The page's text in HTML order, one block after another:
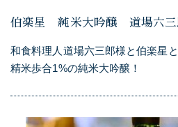
伯楽星 純米大吟醸 道場六
和食料理人道場六三郎様と伯楽星
精米歩合1%の純米大吟醸！